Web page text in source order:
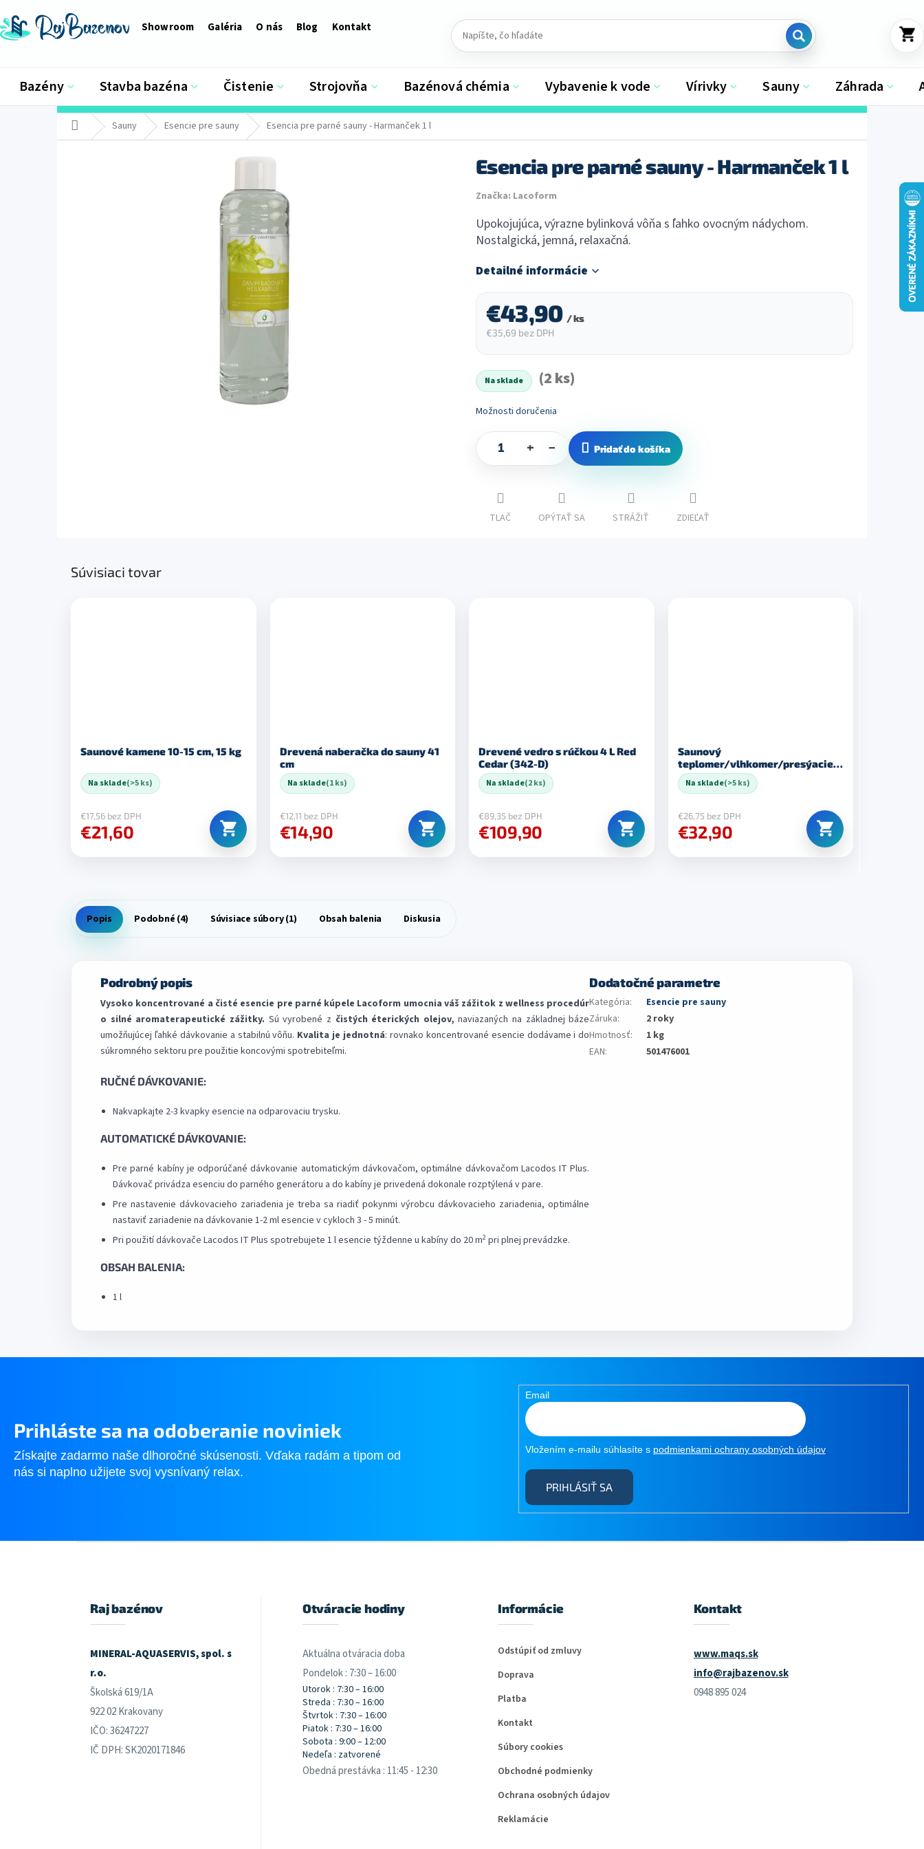
na
obsah
Showroom Galéria O nás Blog Kontakt
KOŠÍK
Bazény Stavba bazéna Čistenie Strojovňa Bazénová chémia Vybavenie k vode Vírivky Sauny Záhrada
DomovSauny Esencie pre sauny Esencia pre parné sauny - Harmanček 1 l
Esencia pre parné sauny - Harmanček 1 l
Značka: Lacoform
Upokojujúca, výrazne bylinková vôňa s ľahko ovocným nádychom.
Nostalgická, jemná, relaxačná.
Detailné informácie
€43,90 / ks
€35,69 bez DPH
Na sklade
(2 ks)
Možnosti doručenia
+ − Pridať do košíka
TLAČ OPÝTAŤ SA STRÁŽIŤ ZDIEĽAŤ
Súvisiaci tovar
Saunové kamene 10-15 cm, 15 kg
Na sklade(>5 ks)
€17,56 bez DPH
€21,60
Drevená naberačka do sauny 41
cm
Na sklade(1 ks)
€12,11 bez DPH
€14,90
Drevené vedro s rúčkou 4 L Red
Cedar (342-D)
Na sklade(2 ks)
€89,35 bez DPH
€109,90
Saunový
teplomer/vlhkomer/presýacie
hodiny, céder
Na sklade(>5 ks)
€26,75 bez DPH
€32,90
Popis Podobné (4) Súvisiace súbory (1) Obsah balenia Diskusia
Podrobný popis
Vysoko koncentrované a čisté esencie pre parné kúpele Lacoform umocnia váš zážitok z wellness procedúr
o silné aromaterapeutické zážitky. Sú vyrobené z čistých éterických olejov, naviazaných na základnej báze
umožňujúcej ľahké dávkovanie a stabilnú vôňu. Kvalita je jednotná: rovnako koncentrované esencie dodávame i do
súkromného sektoru pre použitie koncovými spotrebiteľmi.
RUČNÉ DÁVKOVANIE:
Nakvapkajte 2-3 kvapky esencie na odparovaciu trysku.
AUTOMATICKÉ DÁVKOVANIE:
Pre parné kabíny je odporúčané dávkovanie automatickým dávkovačom, optimálne dávkovačom Lacodos IT Plus.
Dávkovač privádza esenciu do parného generátoru a do kabíny je privedená dokonale rozptýlená v pare.
Pre nastavenie dávkovacieho zariadenia je treba sa riadiť pokynmi výrobcu dávkovacieho zariadenia, optimálne
nastaviť zariadenie na dávkovanie 1-2 ml esencie v cykloch 3 - 5 minút.
Pri použití dávkovače Lacodos IT Plus spotrebujete 1 l esencie týždenne u kabíny do 20 m2 pri plnej prevádzke.
OBSAH BALENIA:
1 l
Dodatočné parametre
Kategória:
Esencie pre sauny
Záruka:
2 roky
Hmotnosť:
1 kg
EAN: 501476001
Prihláste sa na odoberanie noviniek
Získajte zadarmo naše dlhoročné skúsenosti. Vďaka radám a tipom od
nás si naplno užijete svoj vysnívaný relax.
Email
Vložením e-mailu súhlasíte s podmienkami ochrany osobných údajov
PRIHLÁSIŤ SA
Raj bazénov
MINERAL-AQUASERVIS, spol. s
r.o.
Školská 619/1A
922 02 Krakovany
IČO: 36247227
IČ DPH: SK2020171846
Otváracie hodiny
Aktuálna otváracia doba
Pondelok : 7:30 – 16:00
Utorok : 7:30 – 16:00
Streda : 7:30 – 16:00
Štvrtok : 7:30 – 16:00
Piatok : 7:30 – 16:00
Sobota : 9:00 – 12:00
Nedeľa : zatvorené
Obedná prestávka : 11:45 - 12:30
Informácie
Odstúpiť od zmluvy
Doprava
Platba
Kontakt
Súbory cookies
Obchodné podmienky
Ochrana osobných údajov
Reklamácie
Kontakt
www.maqs.sk
info@rajbazenov.sk
0948 895 024